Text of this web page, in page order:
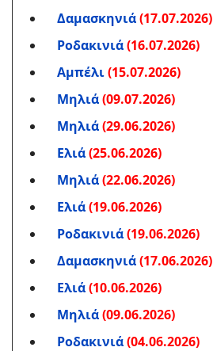
Δαμασκηνιά(17.07.2026)
Ροδακινιά(16.07.2026)
Αμπέλι(15.07.2026)
Μηλιά(09.07.2026)
Μηλιά(29.06.2026)
Ελιά(25.06.2026)
Μηλιά(22.06.2026)
Ελιά(19.06.2026)
Ροδακινιά(19.06.2026)
Δαμασκηνιά(17.06.2026)
Ελιά(10.06.2026)
Μηλιά(09.06.2026)
Ροδακινιά(04.06.2026)